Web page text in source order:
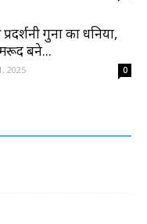
गुना का धनिया,
बने...
2025 0